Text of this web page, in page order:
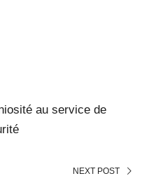
au service de
NEXT POST